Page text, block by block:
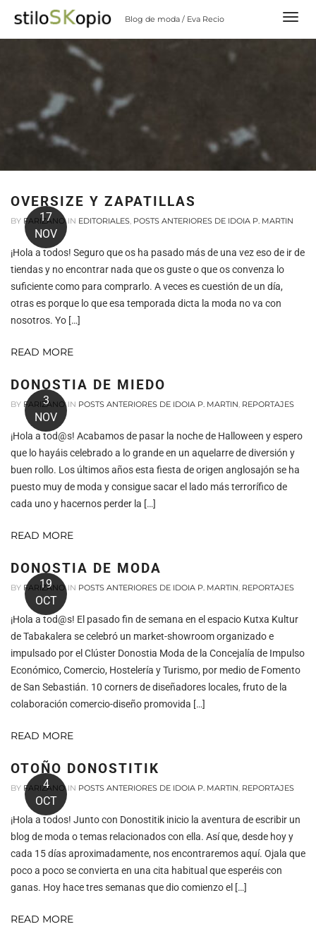
content
Blog de moda / Eva Recio
17
NOV
OVERSIZE Y ZAPATILLAS
BY FARIZANO IN EDITORIALES, POSTS ANTERIORES DE IDOIA P. MARTIN
¡Hola a todos! Seguro que os ha pasado más de una vez eso de ir de
tiendas y no encontrar nada que os guste o que os convenza lo
suficiente como para comprarlo. A veces es cuestión de un día,
otras es porque lo que esa temporada dicta la moda no va con
nosotros. Yo […]
READ MORE
3
NOV
DONOSTIA DE MIEDO
BY FARIZANO IN POSTS ANTERIORES DE IDOIA P. MARTIN, REPORTAJES
¡Hola a tod@s! Acabamos de pasar la noche de Halloween y espero
que lo hayáis celebrado a lo grande en un aquelarre de diversión y
buen rollo. Los últimos años esta fiesta de origen anglosajón se ha
puesto muy de moda y consigue sacar el lado más terrorífico de
cada uno y hacernos perder la […]
READ MORE
19
OCT
DONOSTIA DE MODA
BY FARIZANO IN POSTS ANTERIORES DE IDOIA P. MARTIN, REPORTAJES
¡Hola a tod@s! El pasado fin de semana en el espacio Kutxa Kultur
de Tabakalera se celebró un market-showroom organizado e
impulsado por el Clúster Donostia Moda de la Concejalía de Impulso
Económico, Comercio, Hostelería y Turismo, por medio de Fomento
de San Sebastián. 10 corners de diseñadores locales, fruto de la
colaboración comercio-diseño promovida […]
READ MORE
4
OCT
OTOÑO DONOSTITIK
BY FARIZANO IN POSTS ANTERIORES DE IDOIA P. MARTIN, REPORTAJES
¡Hola a todos! Junto con Donostitik inicio la aventura de escribir un
blog de moda o temas relacionados con ella. Así que, desde hoy y
cada 15 días aproximadamente, nos encontraremos aquí. Ojala que
poco a poco se convierta en una cita habitual que esperéis con
ganas. Hoy hace tres semanas que dio comienzo el […]
READ MORE